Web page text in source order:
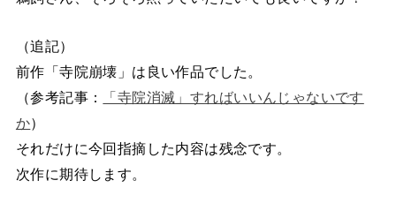
（追記）
前作「寺院崩壊」は良い作品でした。
（参考記事：
「寺院消滅」すればいいんじゃないです
か）
それだけに今回指摘した内容は残念です。
次作に期待します。